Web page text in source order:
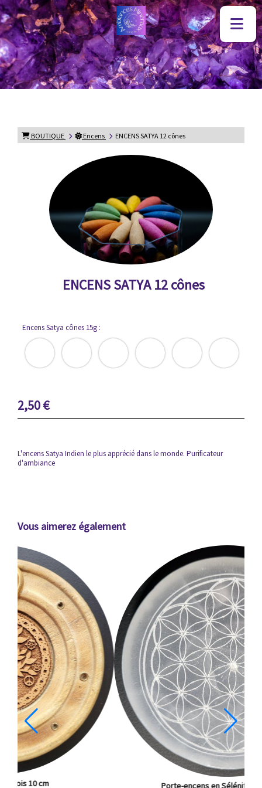
BOUTIQUE Encens ENCENS SATYA 12 cônes
ENCENS SATYA 12 cônes
Encens Satya cônes 15g :
2,50€
L'encens Satya Indien le plus apprécié dans le monde. Purificateur
d'ambiance
Vous aimerez également
Porte-encens en Sélénite Fleur de Vie